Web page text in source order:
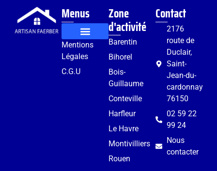
Menus
Mentions
Légales
C.G.U
Zone
d'activité
Barentin
Bihorel
Bois-
Guillaume
Conteville
Harfleur
Le Havre
Montivilliers
Rouen
Contact
2176
route de
Duclair,
Saint-
Jean-du-
cardonnay
76150
02 59 22
99 24
Nous
contacter